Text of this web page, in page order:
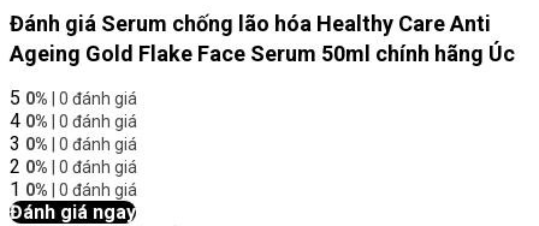
Đánh giá Serum chống lão hóa Healthy Care Anti
Ageing Gold Flake Face Serum 50ml chính hãng Úc
5 0% | 0 đánh giá
4 0% | 0 đánh giá
3 0% | 0 đánh giá
2 0% | 0 đánh giá
1 0% | 0 đánh giá
Đánh giá ngay